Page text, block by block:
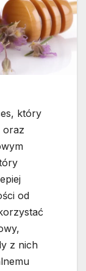
który
oraz
od
z nich